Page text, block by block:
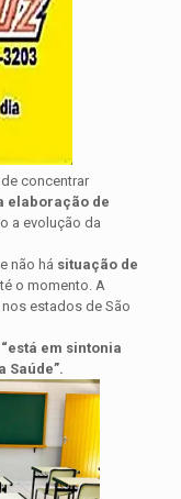
concentrar
elaboração de
a evolução da
não há situação de
o momento. A
estados de São
“está em sintonia
Saúde”.